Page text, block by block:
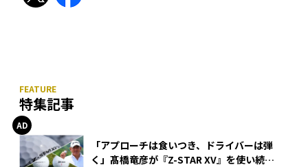
特集記事
「アプローチは食いつき、ドライバーは弾
く」髙橋竜彦が『Z-STAR XV』を使い続け